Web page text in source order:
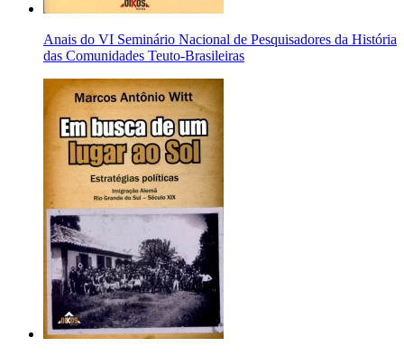
Anais do VI Seminário Nacional de Pesquisadores da História
das Comunidades Teuto-Brasileiras